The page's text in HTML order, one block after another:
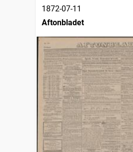
1872-07-11
Aftonbladet